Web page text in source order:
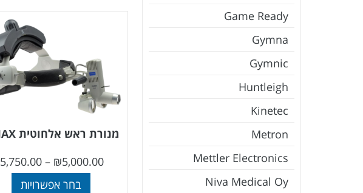
מנורת ראש אלחוטית ZUMAX
₪5,000.00
–
5,750.00
בחר אפשרויות
Game Ready
Gymna
Gymnic
Huntleigh
Kinetec
Metron
Mettler Electronics
Niva Medical Oy